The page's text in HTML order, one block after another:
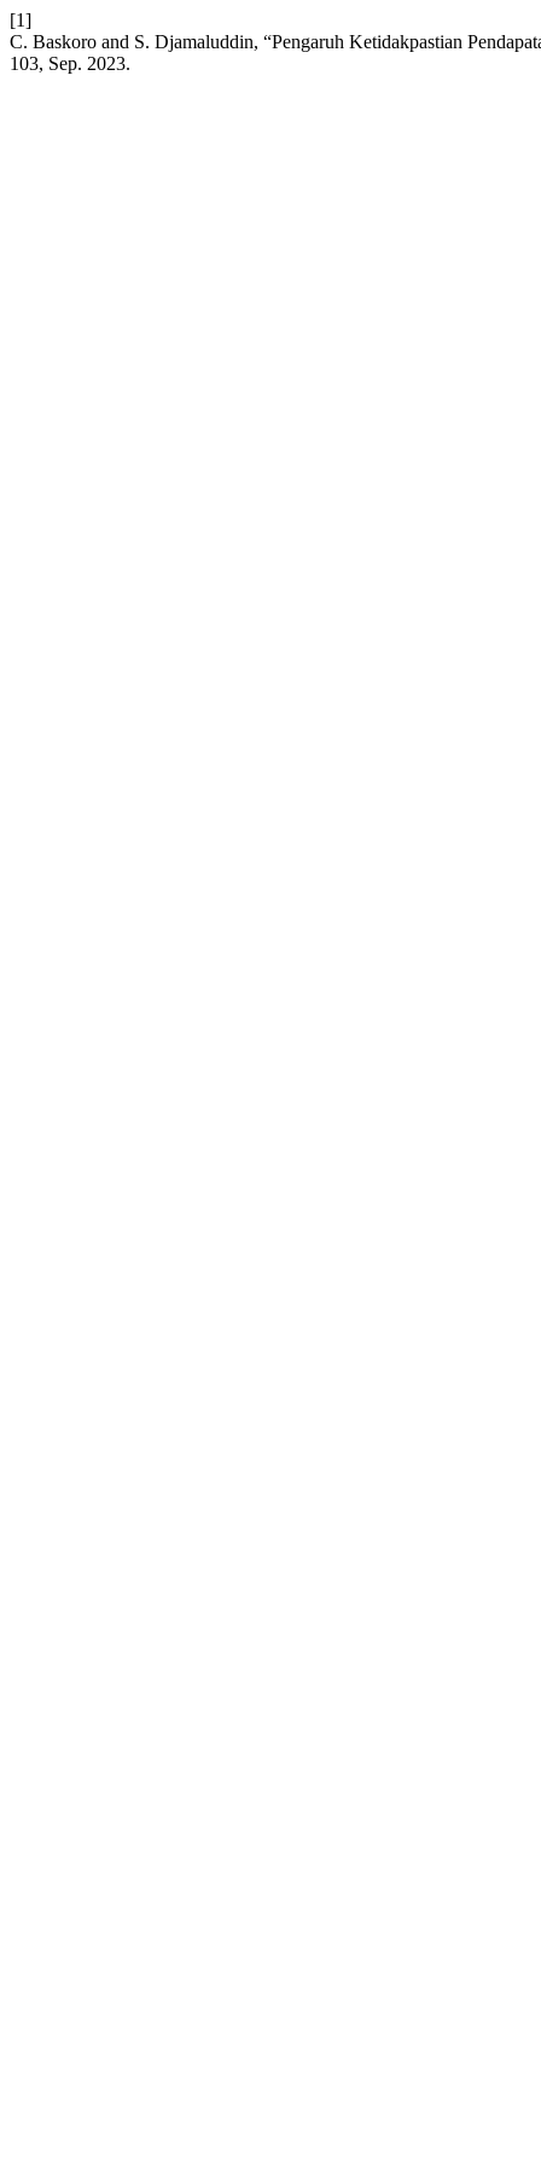
[1]
C. Baskoro and S. Djamaluddin, “Pengaruh Ketidakpastian
103, Sep. 2023.